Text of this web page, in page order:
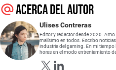
Acerca del autor
Ulises Contreras
Editor y redactor desde 2020.
malísimo en todos. Escribo
industria del gaming. En mi tiempo
horas en el modo entreniamiento